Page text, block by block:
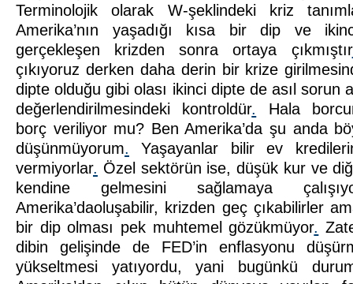
Terminolojik olarak W-şeklindeki kriz
Amerika’nın yaşadığı kısa bir dip ve
gerçekleşen krizden sonra ortaya çıkmıştır
çıkıyoruz derken daha derin bir krize
dipte olduğu gibi olası ikinci dipte de asıl sorun
değerlendirilmesindeki kontroldür.
Hala
borç veriliyor mu? Ben Amerika’da şu anda
düşünmüyorum. Yaşayanlar bilir ev
vermiyorlar. Özel sektörün ise, düşük kur ve
kendine gelmesini sağlamaya
Amerika’daoluşabilir, krizden geç çıkabilirler
bir dip olması pek muhtemel gözükmüyor.
dibin gelişinde de FED’in enflasyonu
yükseltmesi yatıyordu, yani bugünkü